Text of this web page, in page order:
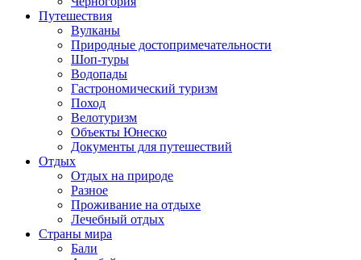
Путешествия
Вулканы
Природные достопримечательности
Шоп-туры
Водопады
Гастрономический туризм
Поход
Велотуризм
Объекты Юнеско
Документы для путешествий
Отдых
Отдых на природе
Разное
Проживание на отдыхе
Лечебный отдых
Страны мира
Бали